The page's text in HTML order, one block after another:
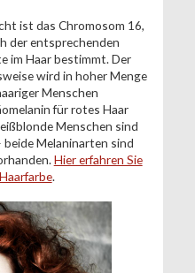
ist das Chromosom 16,
der entsprechenden
im Haar bestimmt. Der
wird in hoher Menge
Menschen
für rotes Haar
Menschen sind
Melaninarten sind
Hier erfahren Sie
.